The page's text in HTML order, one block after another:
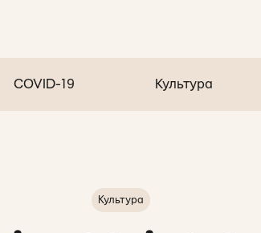
COVID-19 Культура
Культура